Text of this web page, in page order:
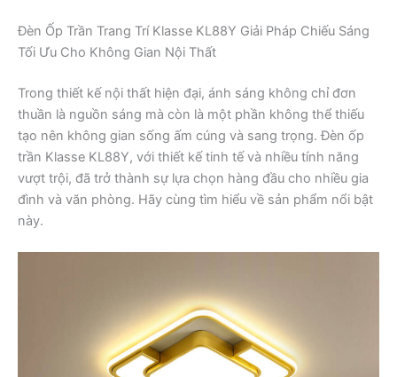
Đèn Ốp Trần Trang Trí Klasse KL88Y Giải Pháp Chiếu Sáng
Tối Ưu Cho Không Gian Nội Thất
Trong thiết kế nội thất hiện đại, ánh sáng không chỉ đơn
thuần là nguồn sáng mà còn là một phần không thể thiếu
tạo nên không gian sống ấm cúng và sang trọng. Đèn ốp
trần Klasse KL88Y, với thiết kế tinh tế và nhiều tính năng
vượt trội, đã trở thành sự lựa chọn hàng đầu cho nhiều gia
đình và văn phòng. Hãy cùng tìm hiểu về sản phẩm nổi bật
này.